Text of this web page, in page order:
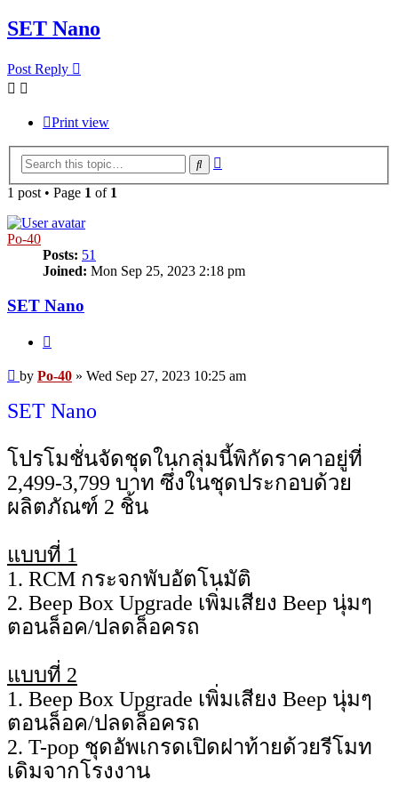
SET Nano
Post Reply
Print view
Search
1 post • Page 1 of 1
Po-40
Posts: 51
Joined: Mon Sep 25, 2023 2:18 pm
SET Nano
Post
by Po-40 » Wed Sep 27, 2023 10:25 am
SET Nano
โปรโมชั่นจัดชุดในกลุ่มนี้พิกัดราคาอยู่ที่
2,499-3,799 บาท ซึ่งในชุดประกอบด้วย
ผลิตภัณฑ์ 2 ชิ้น
แบบที่ 1
1. RCM กระจกพับอัตโนมัติ
2. Beep Box Upgrade เพิ่มเสียง Beep นุ่มๆ
ตอนล็อค/ปลดล็อครถ
แบบที่ 2
1. Beep Box Upgrade เพิ่มเสียง Beep นุ่มๆ
ตอนล็อค/ปลดล็อครถ
2. T-pop ชุดอัพเกรดเปิดฝาท้ายด้วยรีโมท
เดิมจากโรงงาน